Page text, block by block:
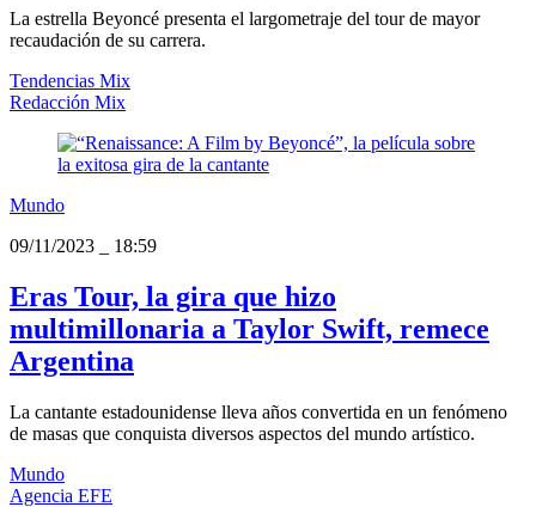
La estrella Beyoncé presenta el largometraje del tour de mayor
recaudación de su carrera.
Tendencias Mix
Redacción Mix
Mundo
09/11/2023
18:59
Eras Tour, la gira que hizo
multimillonaria a Taylor Swift, remece
Argentina
La cantante estadounidense lleva años convertida en un fenómeno
de masas que conquista diversos aspectos del mundo artístico.
Mundo
Agencia EFE